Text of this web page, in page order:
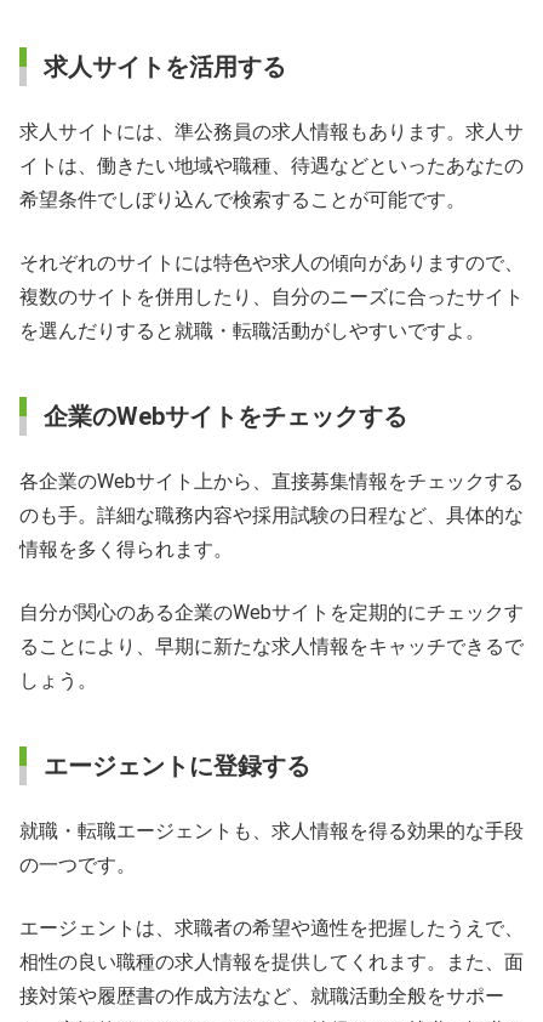
求人サイトを活用する
求人サイトには、準公務員の求人情報もあります。求人サ
イトは、働きたい地域や職種、待遇などといったあなたの
希望条件でしぼり込んで検索することが可能です。
それぞれのサイトには特色や求人の傾向がありますので、
複数のサイトを併用したり、自分のニーズに合ったサイト
を選んだりすると就職・転職活動がしやすいですよ。
企業のWebサイトをチェックする
各企業のWebサイト上から、直接募集情報をチェックする
のも手。詳細な職務内容や採用試験の日程など、具体的な
情報を多く得られます。
自分が関心のある企業のWebサイトを定期的にチェックす
ることにより、早期に新たな求人情報をキャッチできるで
しょう。
エージェントに登録する
就職・転職エージェントも、求人情報を得る効果的な手段
の一つです。
エージェントは、求職者の希望や適性を把握したうえで、
相性の良い職種の求人情報を提供してくれます。また、面
接対策や履歴書の作成方法など、就職活動全般をサポー